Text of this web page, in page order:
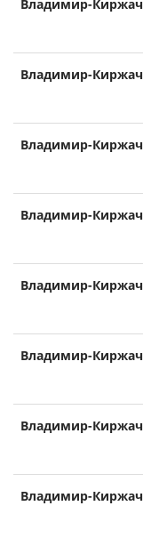
Владимир-Киржач
Владимир-Киржач
Владимир-Киржач
Владимир-Киржач
Владимир-Киржач
Владимир-Киржач
Владимир-Киржач
Владимир-Киржач